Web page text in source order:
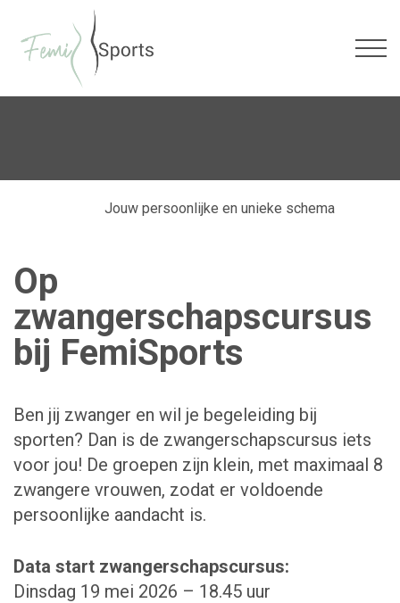
Jouw persoonlijke en unieke schema
Op
zwangerschapscursus
bij FemiSports
Ben jij zwanger en wil je begeleiding bij
sporten? Dan is de zwangerschapscursus iets
voor jou! De groepen zijn klein, met maximaal 8
zwangere vrouwen, zodat er voldoende
persoonlijke aandacht is.
Data start zwangerschapscursus:
Dinsdag 19 mei 2026 – 18.45 uur